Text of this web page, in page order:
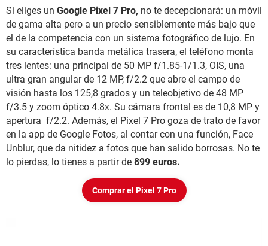
Si eliges un Google Pixel 7 Pro, no te decepcionará: un móvil
de gama alta pero a un precio sensiblemente más bajo que
el de la competencia con un sistema fotográfico de lujo. En
su característica banda metálica trasera, el teléfono monta
tres lentes: una principal de 50 MP f/1.85-1/1.3, OIS, una
ultra gran angular de 12 MP, f/2.2 que abre el campo de
visión hasta los 125,8 grados y un teleobjetivo de 48 MP
f/3.5 y zoom óptico 4.8x. Su cámara frontal es de 10,8 MP y
apertura f/2.2. Además, el Pixel 7 Pro goza de trato de favor
en la app de Google Fotos, al contar con una función, Face
Unblur, que da nitidez a fotos que han salido borrosas. No te
lo pierdas, lo tienes a partir de 899 euros.
Comprar el Pixel 7 Pro